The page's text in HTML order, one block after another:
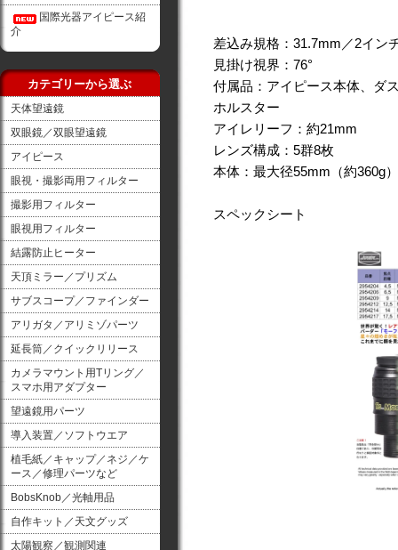
国際光器アイピース紹
介
カテゴリーから選ぶ
天体望遠鏡
双眼鏡／双眼望遠鏡
アイピース
眼視・撮影両用フィルター
撮影用フィルター
眼視用フィルター
結露防止ヒーター
天頂ミラー／プリズム
サブスコープ／ファインダー
アリガタ／アリミゾパーツ
延長筒／クイックリリース
カメラマウント用Tリング／
スマホ用アダプター
望遠鏡用パーツ
導入装置／ソフトウエア
植毛紙／キャップ／ネジ／ケ
ース／修理パーツなど
BobsKnob／光軸用品
自作キット／天文グッズ
太陽観察／観測関連
差込み規格：31.7mm／2イン
見掛け視界：76°
付属品：アイピース本体、ダ
ホルスター
アイレリーフ：約21mm
レンズ構成：5群8枚
本体：最大径55mm（約360g）
スペックシート